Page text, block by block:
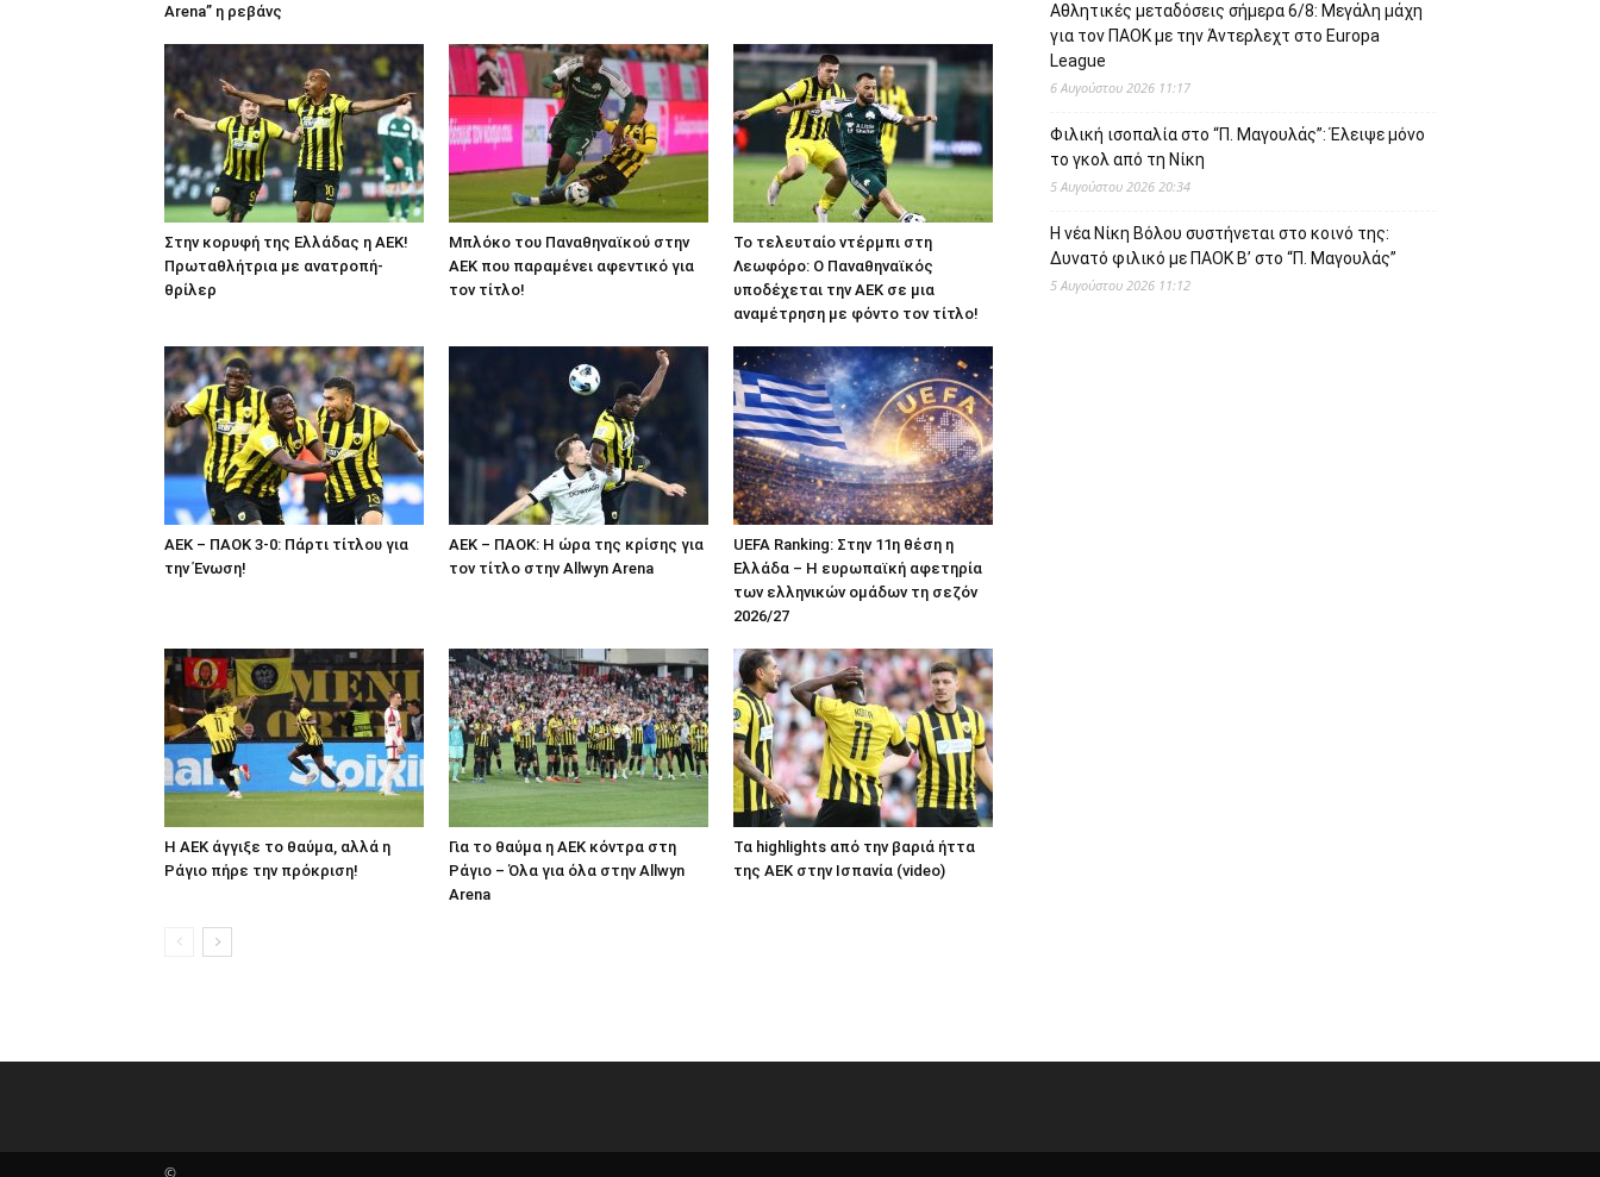
Arena” η ρεβάνς
Στην κορυφή της Ελλάδας η ΑΕΚ!
Πρωταθλήτρια με ανατροπή-
θρίλερ
Μπλόκο του Παναθηναϊκού στην
ΑΕΚ που παραμένει αφεντικό για
τον τίτλο!
Το τελευταίο ντέρμπι στη
Λεωφόρο: Ο Παναθηναϊκός
υποδέχεται την ΑΕΚ σε μια
αναμέτρηση με φόντο τον τίτλο!
ΑΕΚ – ΠΑΟΚ 3-0: Πάρτι τίτλου για
την Ένωση!
ΑΕΚ – ΠΑΟΚ: Η ώρα της κρίσης για
τον τίτλο στην Allwyn Arena
UEFA Ranking: Στην 11η θέση η
Ελλάδα – Η ευρωπαϊκή αφετηρία
των ελληνικών ομάδων τη σεζόν
2026/27
Η ΑΕΚ άγγιξε το θαύμα, αλλά η
Ράγιο πήρε την πρόκριση!
Για το θαύμα η ΑΕΚ κόντρα στη
Ράγιο – Όλα για όλα στην Allwyn
Arena
Τα highlights από την βαριά ήττα
της ΑΕΚ στην Ισπανία (video)
Αθλητικές μεταδόσεις σήμερα 6/8: Μεγάλη μάχη
για τον ΠΑΟΚ με την Άντερλεχτ στο Europa
League
6 Αυγούστου 2026 11:17
Φιλική ισοπαλία στο “Π. Μαγουλάς”: Έλειψε μόνο
το γκολ από τη Νίκη
5 Αυγούστου 2026 20:34
Η νέα Νίκη Βόλου συστήνεται στο κοινό της:
Δυνατό φιλικό με ΠΑΟΚ Β’ στο “Π. Μαγουλάς”
5 Αυγούστου 2026 11:12
©